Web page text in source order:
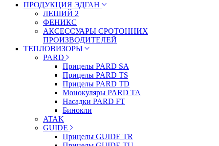
ПРОДУКЦИЯ ЭДГАН
ЛЕШИЙ 2
ФЕНИКС
АКСЕССУАРЫ СРОТОННИХ
ПРОИЗВОДИТЕЛЕЙ
ТЕПЛОВИЗОРЫ
PARD
Прицелы PARD SA
Прицелы PARD TS
Прицелы PARD TD
Монокуляры PARD TA
Насадки PARD FT
Бинокли
ATAK
GUIDE
Прицелы GUIDE TR